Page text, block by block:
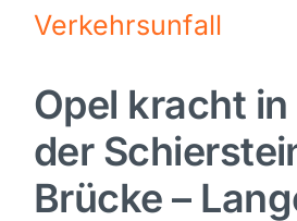
Nachrichten
Politik
Wirtschaft
Verkehrsunfall
Opel kracht
der
Brücke –